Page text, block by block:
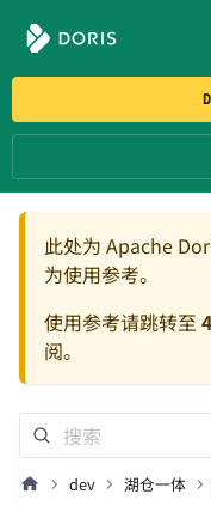
此处为 Apache
为使用参考。
使用参考请跳转至
阅。
dev 湖仓一体